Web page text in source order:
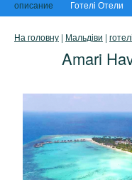
описание Готелі Отели
На головну | Мальдіви | готелі
Amari